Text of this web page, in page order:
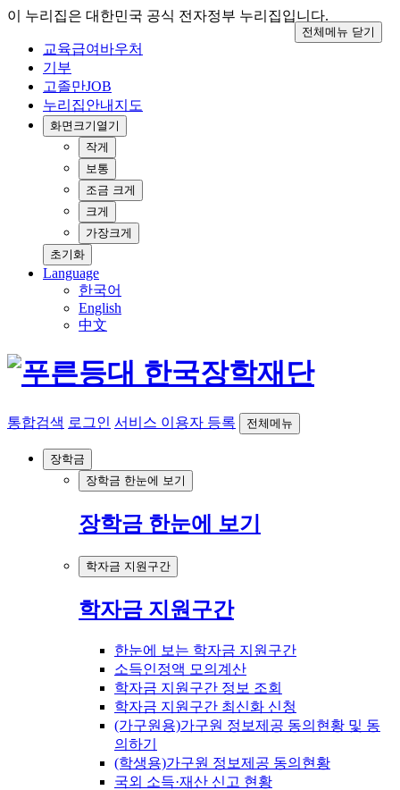
이 누리집은 대한민국 공식 전자정부 누리집입니다.
교육급여바우처
기부
고졸만JOB
누리집안내지도
화면크기 열기
작게
보통
조금 크게
크게
가장크게
초기화
Language
한국어
English
中文
통합검색 로그인 서비스 이용자 등록 전체메뉴
장학금
장학금 한눈에 보기
장학금 한눈에 보기
학자금 지원구간
학자금 지원구간
한눈에 보는 학자금 지원구간
소득인정액 모의계산
학자금 지원구간 정보 조회
학자금 지원구간 최신화 신청
(가구원용)가구원 정보제공 동의현황 및 동
의하기
(학생용)가구원 정보제공 동의현황
국외 소득·재산 신고 현황
전체메뉴 닫기